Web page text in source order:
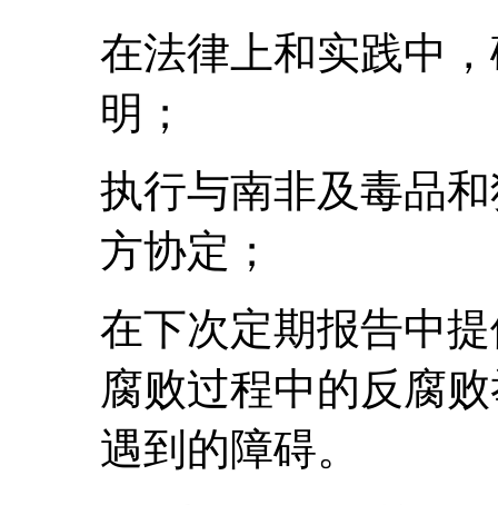
在法律上和实践中
明；
执行与南非及毒品
方协定；
在下次定期报告中
腐败过程中的反腐
遇到的障碍。